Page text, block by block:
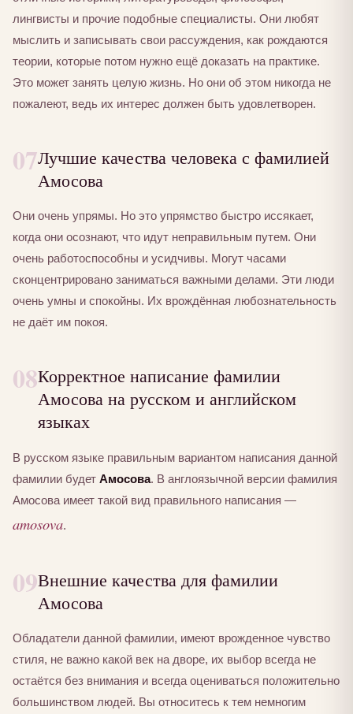
лингвисты и прочие подобные специалисты. Они любят
мыслить и записывать свои рассуждения, как рождаются
теории, которые потом нужно ещё доказать на практике.
Это может занять целую жизнь. Но они об этом никогда не
пожалеют, ведь их интерес должен быть удовлетворен.
07Лучшие качества человека с фамилией
Амосова
Они очень упрямы. Но это упрямство быстро иссякает,
когда они осознают, что идут неправильным путем. Они
очень работоспособны и усидчивы. Могут часами
сконцентрировано заниматься важными делами. Эти люди
очень умны и спокойны. Их врождённая любознательность
не даёт им покоя.
08Корректное написание фамилии
Амосова на русском и английском
языках
В русском языке правильным вариантом написания данной
фамилии будет Амосова. В англоязычной версии фамилия
Амосова имеет такой вид правильного написания —
amosova.
09Внешние качества для фамилии
Амосова
Обладатели данной фамилии, имеют врожденное чувство
стиля, не важно какой век на дворе, их выбор всегда не
остаётся без внимания и всегда оцениваться положительно
большинством людей. Вы относитесь к тем немногим